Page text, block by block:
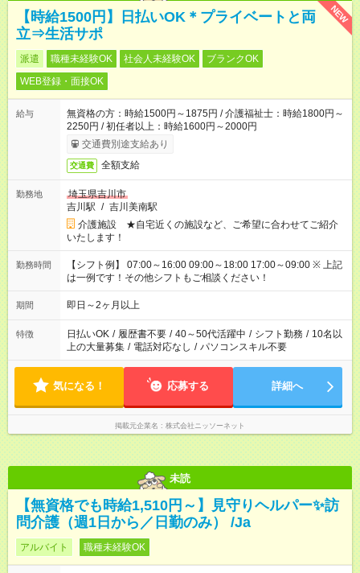
NEW
【時給1500円】日払いOK＊プライベートと両
立⇒生活サポ
派遣 職種未経験OK 社会人未経験OK
ブランクOK
WEB登録・面接OK
給与
無資格の方：時給1500円～1875円 / 介護福祉士：時給1800円～
2250円 / 初任者以上：時給1600円～2000円
交通費別途支給あり
交通費 全額支給
勤務地
埼玉県吉川市
吉川駅 / 吉川美南駅
介護施設 ★自宅近くの施設など、ご希望に合わせてご紹介
いたします！
勤務時間
【シフト例】 07:00～16:00 09:00～18:00 17:00～09:00 ※ 上記
は一例です！その他シフトもご相談ください！
期間 即日～2ヶ月以上
特徴 日払いOK / 履歴書不要 / 40～50代活躍中 / シフト勤務 / 10名以
上の大量募集 / 電話対応なし / パソコンスキル不要
気になる！ 応募する 詳細へ
掲載元企業名 株式会社ニッソーネット
未読
【無資格でも時給1,510円～】見守りヘルパー✨訪
問介護（週1日から／日勤のみ） /Ja
アルバイト 職種未経験OK